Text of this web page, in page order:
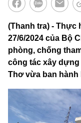
(Thanh tra) - Thực
27/6/2024 của Bộ
phòng, chống
công tác xây dựng
Thơ vừa ban hành